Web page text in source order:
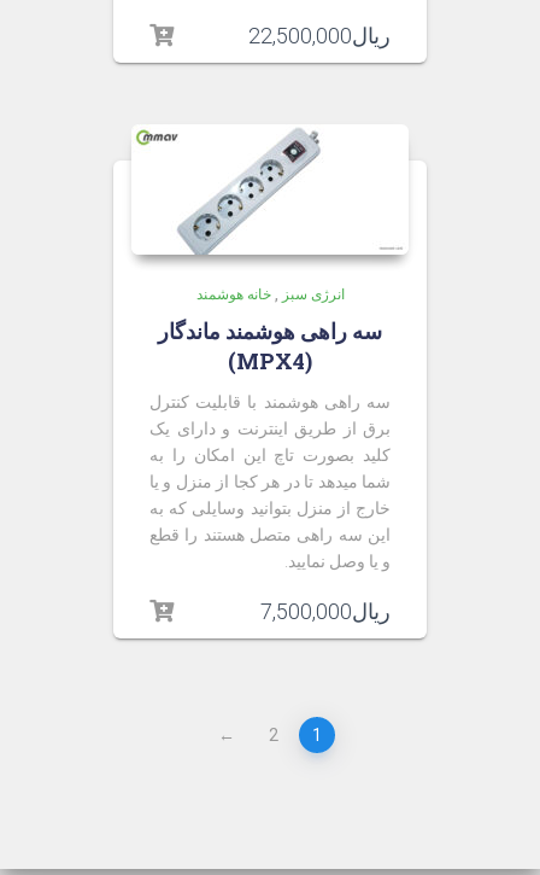
ریال22,500,000
انرژی سبز ,خانه هوشمند
سه راهی هوشمند ماندگار
(MPX4)
سه راهی هوشمند با قابلیت کنترل
برق از طریق اینترنت و دارای یک
کلید بصورت تاچ این امکان را به
شما میدهد تا در هر کجا از منزل و یا
خارج از منزل بتوانید وسایلی که به
این سه راهی متصل هستند را قطع
و یا وصل نمایید.
ریال7,500,000
1
2
←